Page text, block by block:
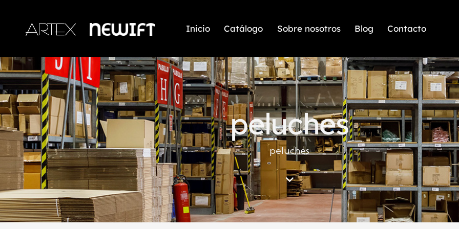
Inicio Catálogo Sobre nosotros Blog Contacto
peluches
peluches